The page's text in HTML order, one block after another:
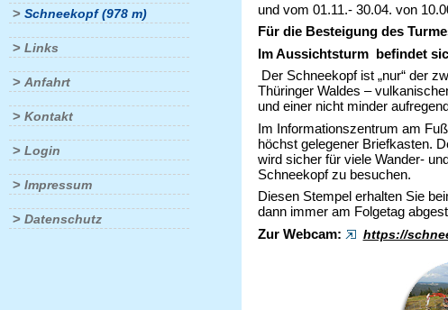
> Schneekopf (978 m)
> Links
> Anfahrt
> Kontakt
> Login
> Impressum
> Datenschutz
und vom 01.11.- 30.04. von
Für die Besteigung des
Im Aussichtsturm befindet
Der Schneekopf ist „nur“ der
Thüringer Waldes –
und einer nicht minder
Im Informationszentrum am
höchst gelegener Briefkasten.
wird sicher für viele Wander-
Schneekopf zu besuchen.
Diesen Stempel erhalten Sie
dann immer am Folgetag
Zur Webcam:
https://